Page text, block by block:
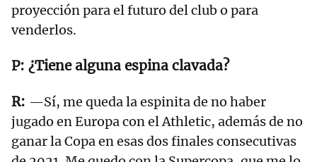
proyección para el futuro del club o para
venderlos.
¿Tiene alguna espina clavada?
—Sí, me queda la espinita de no haber
jugado en Europa con el Athletic, además de no
ganar la Copa en esas dos finales consecutivas